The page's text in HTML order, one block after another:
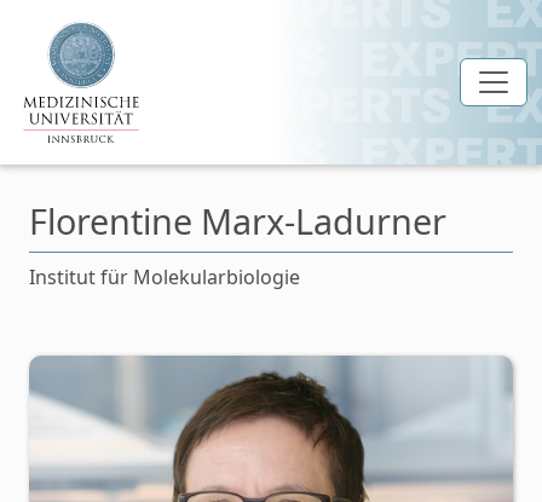
Zum Hauptinhalt springen
Florentine Marx-Ladurner
Institut für Molekularbiologie